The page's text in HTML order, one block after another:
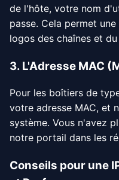
de l'hôte, votre nom
passe. Cela permet
logos des chaînes et du
3. L'Adresse MAC
Pour les boîtiers de
votre adresse MAC, et
système. Vous n'avez
notre portail dans les
Conseils pour une